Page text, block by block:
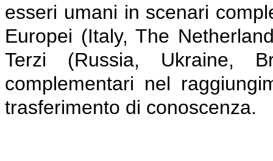
esseri umani in scenari
Europei (Italy, The
Terzi (Russia, Ukraine,
complementari nel
trasferimento di conoscenza.